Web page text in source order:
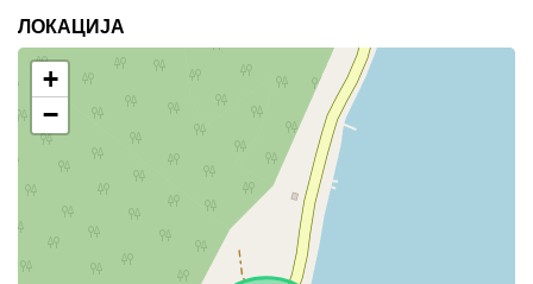
ЛОКАЦИЈА
+
−